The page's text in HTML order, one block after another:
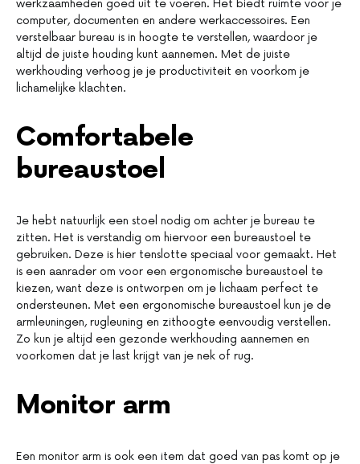
werkzaamheden goed uit te voeren. Het biedt ruimte voor je
computer, documenten en andere werkaccessoires. Een
verstelbaar bureau is in hoogte te verstellen, waardoor je
altijd de juiste houding kunt aannemen. Met de juiste
werkhouding verhoog je je productiviteit en voorkom je
lichamelijke klachten.
Comfortabele
bureaustoel
Je hebt natuurlijk een stoel nodig om achter je bureau te
zitten. Het is verstandig om hiervoor een bureaustoel te
gebruiken. Deze is hier tenslotte speciaal voor gemaakt. Het
is een aanrader om voor een ergonomische bureaustoel te
kiezen, want deze is ontworpen om je lichaam perfect te
ondersteunen. Met een ergonomische bureaustoel kun je de
armleuningen, rugleuning en zithoogte eenvoudig verstellen.
Zo kun je altijd een gezonde werkhouding aannemen en
voorkomen dat je last krijgt van je nek of rug.
Monitor arm
Een monitor arm is ook een item dat goed van pas komt op je